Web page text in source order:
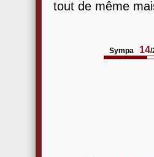
tout de même
Sympa 14/